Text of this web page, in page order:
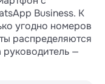
Business. К
угодно номеров
распределяются
—